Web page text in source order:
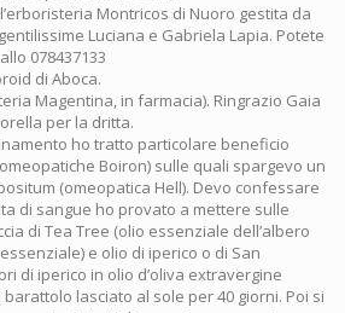
Montricos di Nuoro gestita da
Luciana e Gabriela Lapia. Potete
078437133
di Aboca.
Magentina, in farmacia). Ringrazio Gaia
per la dritta.
ho tratto particolare beneficio
Boiron) sulle quali spargevo un
(omeopatica Hell). Devo confessare
di sangue ho provato a mettere sulle
di Tea Tree (olio essenziale dell’albero
e olio di iperico o di San
di iperico in olio d’oliva extravergine
lasciato al sole per 40 giorni. Poi si